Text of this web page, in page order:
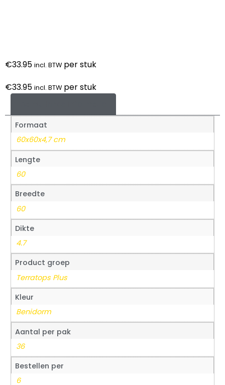
€33.95 incl. BTW per stuk
€33.95 incl. BTW per stuk
Formaat
60x60x4,7 cm
Lengte
60
Breedte
60
Dikte
4.7
Product groep
Terratops Plus
Kleur
Benidorm
Aantal per pak
36
Bestellen per
6